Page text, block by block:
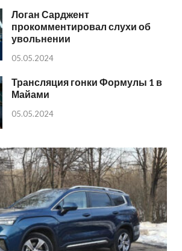
Логан Сарджент
прокомментировал слухи об
увольнении
05.05.2024
Трансляция гонки Формулы 1 в
Майами
05.05.2024